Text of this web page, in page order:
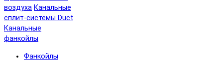
воздуха Канальные
сплит-системы Duct
Канальные
фанкойлы
Фанкойлы